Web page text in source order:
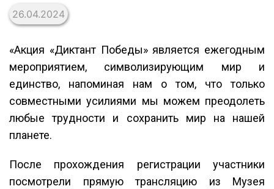
26.04.2024
«Акция «Диктант Победы» является ежегодным
мероприятием, символизирующим мир и
единство, напоминая нам о том, что только
совместными усилиями мы можем преодолеть
любые трудности и сохранить мир на нашей
планете.
После прохождения регистрации участники
посмотрели прямую трансляцию из Музея